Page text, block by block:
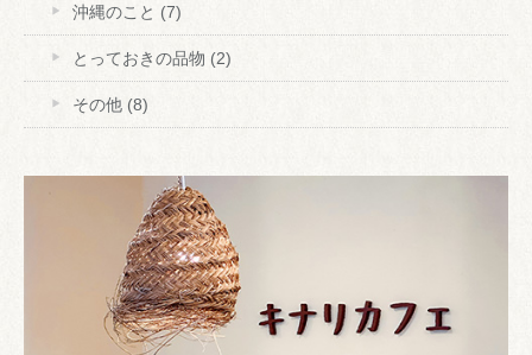
沖縄のこと (7)
とっておきの品物 (2)
その他 (8)